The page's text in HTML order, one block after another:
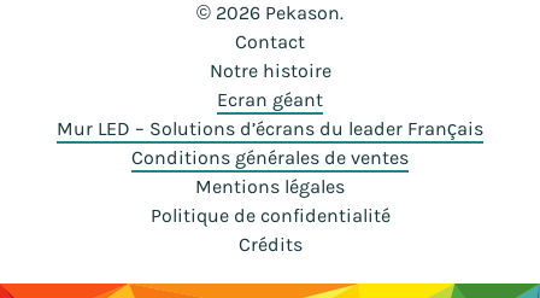
© 2026 Pekason.
Contact
Notre histoire
Ecran géant
Mur LED – Solutions d’écrans du leader Français
Conditions générales de ventes
Mentions légales
Politique de confidentialité
Crédits